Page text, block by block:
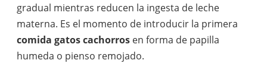
gradual mientras reducen la ingesta de leche
materna. Es el momento de introducir la primera
comida gatos cachorros en forma de papilla
humeda o pienso remojado.